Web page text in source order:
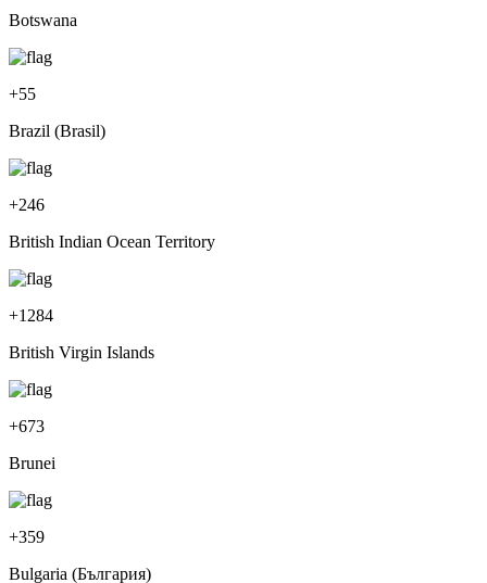
Botswana
+55
Brazil (Brasil)
+246
British Indian Ocean Territory
+1284
British Virgin Islands
+673
Brunei
+359
Bulgaria (България)